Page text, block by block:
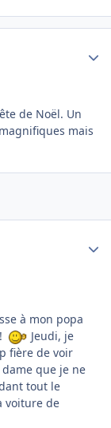
de Noël. Un
mais
à mon popa
Jeudi, je
fière de voir
que je ne
tout le
voiture de